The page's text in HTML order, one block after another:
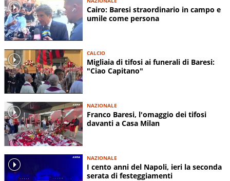
Cairo: Baresi straordinario in campo e
umile come persona
CALCIO
Migliaia di tifosi ai funerali di Baresi:
"Ciao Capitano"
NAZIONALE
Franco Baresi, l'omaggio dei tifosi
davanti a Casa Milan
NAZIONALE
I cento anni del Napoli, ieri la seconda
serata di festeggiamenti